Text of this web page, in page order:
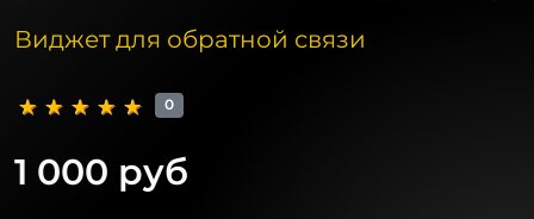
Виджет для обратной связи
0
1 000 руб